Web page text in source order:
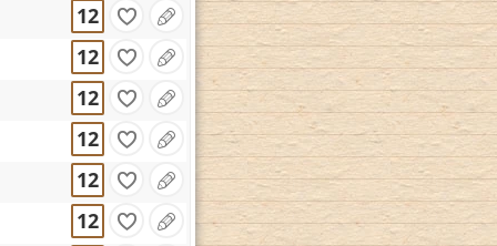
12
12
12
12
12
12